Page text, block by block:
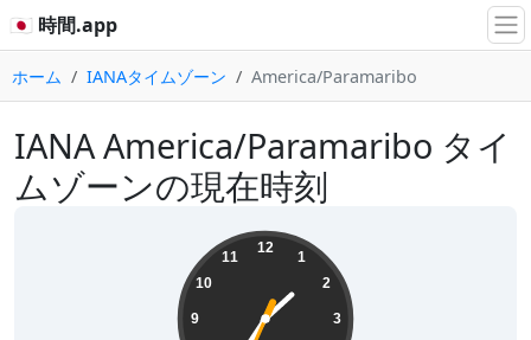
🇯🇵 時間.app
ホーム IANAタイムゾーン America/Paramaribo
IANA America/Paramaribo タイ
ムゾーンの現在時刻
12
1
2
3
9
10
11